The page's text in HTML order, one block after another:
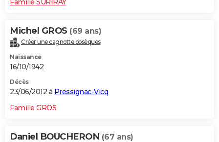
Famille SURIRAY
Michel GROS (69 ans)
Créer une cagnotte obsèques
Naissance
16/10/1942
Décès
23/06/2012 à Pressignac-Vicq
Famille GROS
Daniel BOUCHERON (67 ans)